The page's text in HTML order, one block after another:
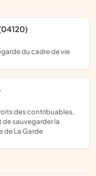
(04120)
du cadre de vie
sauvegarder la
de La Garde